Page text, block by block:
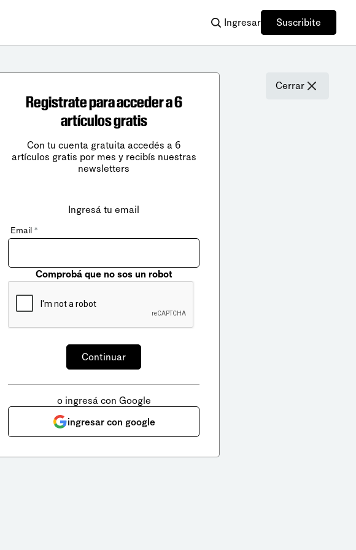
Ingresar Suscribite
Cerrar
Registrate para acceder a 6
artículos gratis
Con tu cuenta gratuita accedés a 6
artículos gratis por mes y recibís nuestras
newsletters
Ingresá tu email
Email *
Comprobá que no sos un robot
o ingresá con Google
ingresar con google